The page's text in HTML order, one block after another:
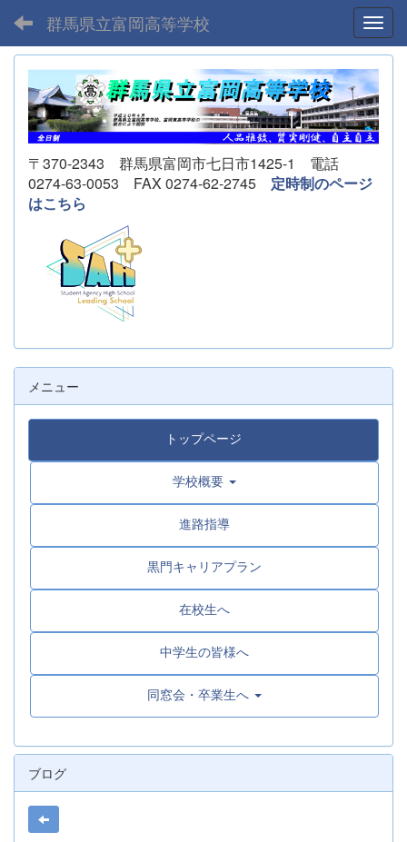
群馬県立富岡高等学校
〒370-2343 群馬県富岡市七日市1425-1 電話
0274-63-0053 FAX 0274-62-2745 定時制のページ
はこちら
メニュー
トップページ
学校概要
進路指導
黒門キャリアプラン
在校生へ
中学生の皆様へ
同窓会・卒業生へ
ブログ